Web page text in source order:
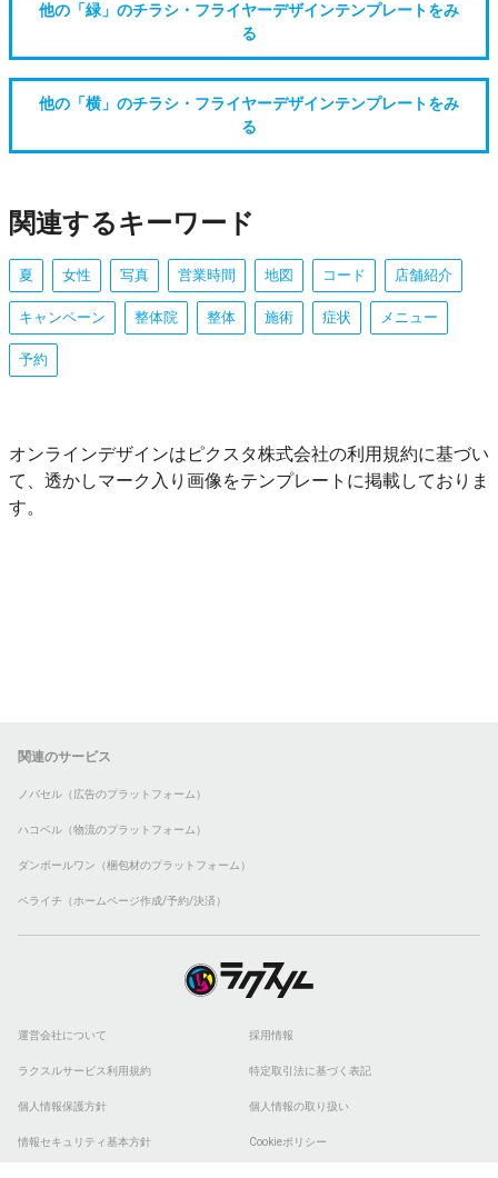
他の「緑」のチラシ・フライヤーデザインテンプレートをみ
る
他の「横」のチラシ・フライヤーデザインテンプレートをみ
る
関連するキーワード
夏 女性 写真 営業時間 地図 コード 店舗紹介
キャンペーン 整体院 整体 施術 症状 メニュー
予約
オンラインデザインはピクスタ株式会社の利用規約に基づい
て、透かしマーク入り画像をテンプレートに掲載しておりま
す。
関連のサービス
ノバセル（広告のプラットフォーム）
ハコベル（物流のプラットフォーム）
ダンボールワン（梱包材のプラットフォーム）
ペライチ（ホームページ作成/予約/決済）
運営会社について 採用情報
ラクスルサービス利用規約 特定取引法に基づく表記
個人情報保護方針 個人情報の取り扱い
情報セキュリティ基本方針 Cookieポリシー